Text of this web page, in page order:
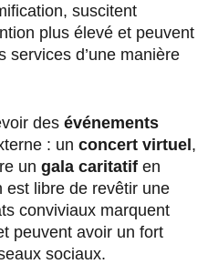
suscitent
plus élevé et peuvent
services d’une manière
des événements
: un concert virtuel,
un gala caritatif en
est libre de revêtir une
conviviaux marquent
peuvent avoir un fort
sociaux.